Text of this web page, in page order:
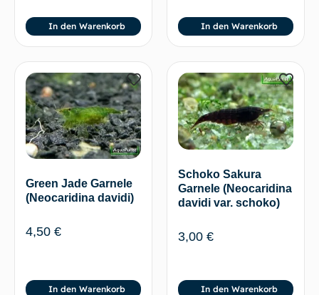
In den Warenkorb In den Warenkorb
Green Jade Garnele
(Neocaridina davidi)
4,50 €
In den Warenkorb
Schoko Sakura
Garnele (Neocaridina
davidi var. schoko)
3,00 €
In den Warenkorb